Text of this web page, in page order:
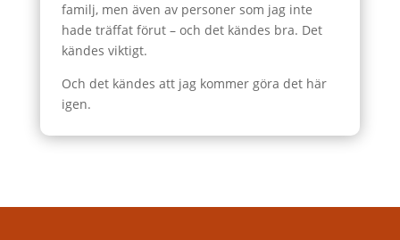
familj, men även av personer som jag inte
hade träffat förut – och det kändes bra. Det
kändes viktigt.
Och det kändes att jag kommer göra det här
igen.